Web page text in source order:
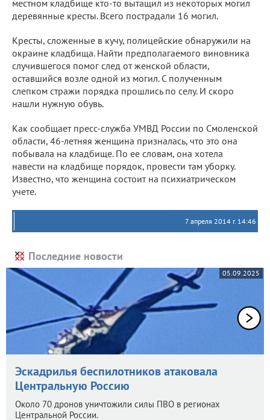
местном кладбище кто-то вытащил из некоторых могил
деревянные кресты. Всего пострадали 16 могил.
Кресты, сложенные в кучу, полицейские обнаружили на
окраине кладбища. Найти предполагаемого виновника
случившегося помог след от женской области,
оставшийся возле одной из могил. С полученным
слепком стражи порядка прошлись по селу. И скоро
нашли нужную обувь.
Как сообщает пресс-служба УМВД России по Смоленской
области, 46-летняя женщина призналась, что это она
побывала на кладбище. По ее словам, она хотела
навести на кладбище порядок, провести там уборку.
Известно, что женщина состоит на психиатрическом
учете.
7 апреля 2014 г. 14:46
Последние новости
05.09.2025
Эскадрилья беспилотников атаковала
Центральную Россию
Около 70 дронов уничтожили силы ПВО в регионах
Центральной России.